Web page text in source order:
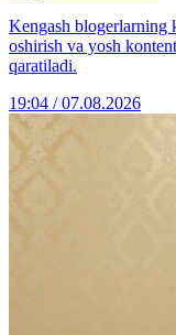
Kengash blogerlarning
oshirish va yosh
qaratiladi.
19:04 / 07.08.2026